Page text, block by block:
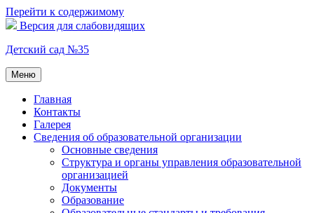
Перейти к содержимому
Версия для слабовидящих
Детский сад №35
Меню
Главная
Контакты
Галерея
Сведения об образовательной организации
Основные сведения
Структура и органы управления образовательной
организацией
Документы
Образование